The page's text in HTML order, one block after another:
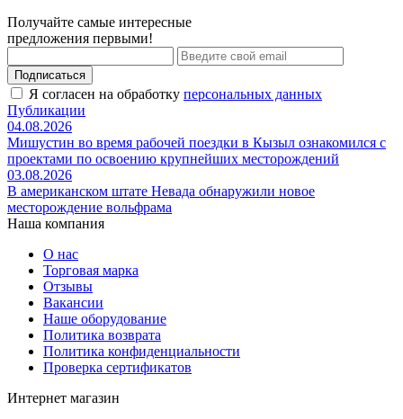
Получайте самые интересные
предложения первыми!
Подписаться
Я согласен на обработку персональных данных
Публикации
04.08.2026
Мишустин во время рабочей поездки в Кызыл ознакомился с
проектами по освоению крупнейших месторождений
03.08.2026
В американском штате Невада обнаружили новое
месторождение вольфрама
Наша компания
О нас
Торговая марка
Отзывы
Вакансии
Наше оборудование
Политика возврата
Политика конфиденциальности
Проверка сертификатов
Интернет магазин